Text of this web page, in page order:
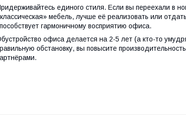
единого стиля. Если вы переехали в
мебель, лучше её реализовать или
гармоничному восприятию офиса.
офиса делается на 2-5 лет (а кто-то
обстановку, вы повысите